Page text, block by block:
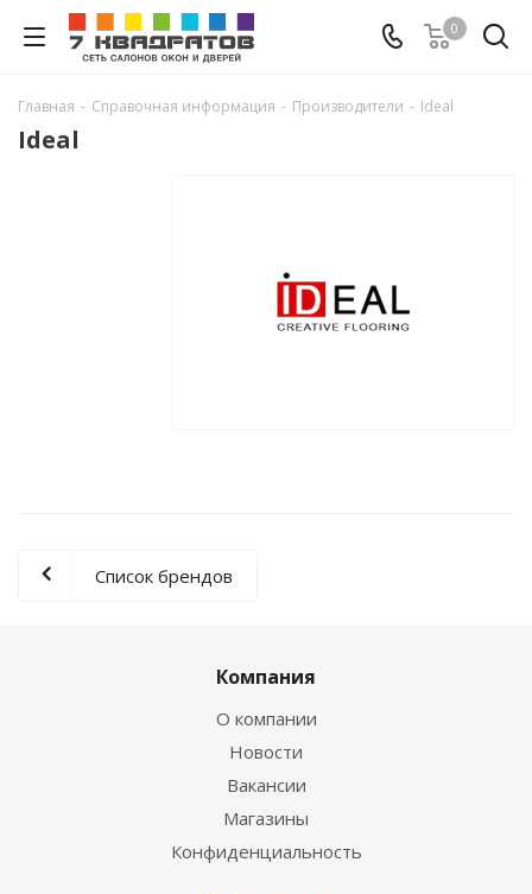
0
Главная - Справочная информация - Производители - Ideal
Ideal
Список брендов
Компания
О компании
Новости
Вакансии
Магазины
Конфиденциальность